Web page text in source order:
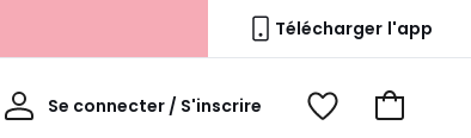
Télécharger l'app
Se connecter / S'inscrire
Mon
Voir
Voir